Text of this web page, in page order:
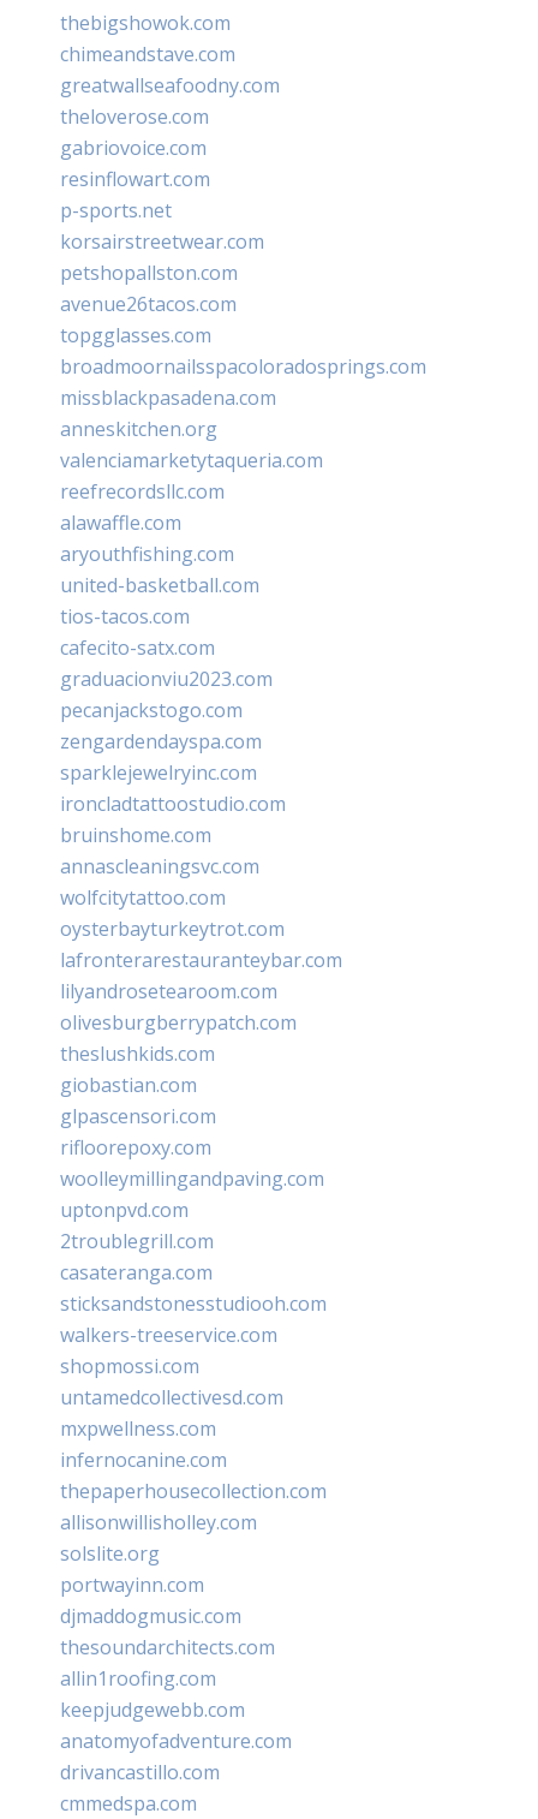
thebigshowok.com
chimeandstave.com
greatwallseafoodny.com
theloverose.com
gabriovoice.com
resinflowart.com
p-sports.net
korsairstreetwear.com
petshopallston.com
avenue26tacos.com
topgglasses.com
broadmoornailsspacoloradosprings.com
missblackpasadena.com
anneskitchen.org
valenciamarketytaqueria.com
reefrecordsllc.com
alawaffle.com
aryouthfishing.com
united-basketball.com
tios-tacos.com
cafecito-satx.com
graduacionviu2023.com
pecanjackstogo.com
zengardendayspa.com
sparklejewelryinc.com
ironcladtattoostudio.com
bruinshome.com
annascleaningsvc.com
wolfcitytattoo.com
oysterbayturkeytrot.com
lafronterarestauranteybar.com
lilyandrosetearoom.com
olivesburgberrypatch.com
theslushkids.com
giobastian.com
glpascensori.com
rifloorepoxy.com
woolleymillingandpaving.com
uptonpvd.com
2troublegrill.com
casateranga.com
sticksandstonesstudiooh.com
walkers-treeservice.com
shopmossi.com
untamedcollectivesd.com
mxpwellness.com
infernocanine.com
thepaperhousecollection.com
allisonwillisholley.com
solslite.org
portwayinn.com
djmaddogmusic.com
thesoundarchitects.com
allin1roofing.com
keepjudgewebb.com
anatomyofadventure.com
drivancastillo.com
cmmedspa.com